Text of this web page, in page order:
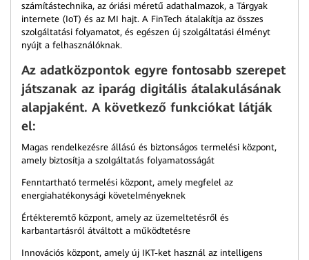
számítástechnika, az óriási méretű adathalmazok, a Tárgyak
internete (IoT) és az MI hajt. A FinTech átalakítja az összes
szolgáltatási folyamatot, és egészen új szolgáltatási élményt
nyújt a felhasználóknak.
Az adatközpontok egyre fontosabb szerepet
játszanak az iparág digitális átalakulásának
alapjaként. A következő funkciókat látják
el:
Magas rendelkezésre állású és biztonságos termelési központ,
amely biztosítja a szolgáltatás folyamatosságát
Fenntartható termelési központ, amely megfelel az
energiahatékonysági követelményeknek
Értékteremtő központ, amely az üzemeltetésről és
karbantartásról átváltott a működtetésre
Innovációs központ, amely új IKT-ket használ az intelligens